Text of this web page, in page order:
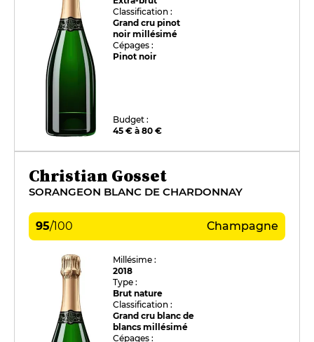
Classification :
Grand cru pinot
noir millésimé
Cépages :
Pinot noir
Budget :
45 € à 80 €
Christian Gosset
SORANGEON BLANC DE CHARDONNAY
95/100 Champagne
Millésime :
2018
Type :
Brut nature
Classification :
Grand cru blanc de
blancs millésimé
Cépages :